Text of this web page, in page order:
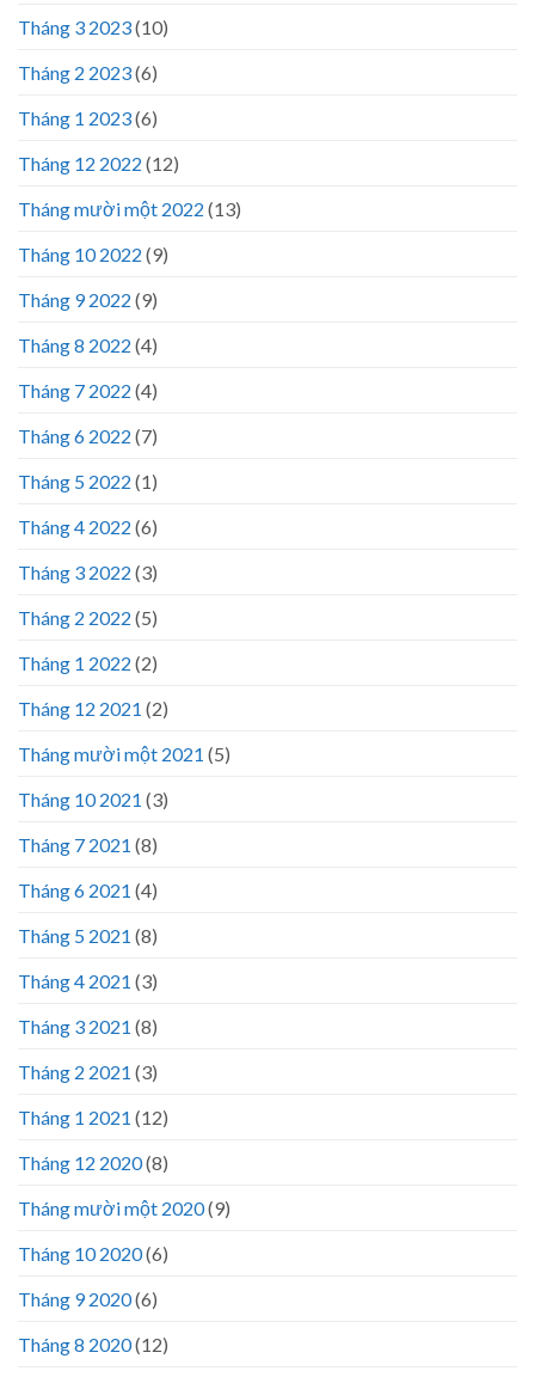
Tháng 3 2023(10)
Tháng 2 2023(6)
Tháng 1 2023(6)
Tháng 12 2022 (12)
Tháng mười một 2022 (13)
Tháng 10 2022 (9)
Tháng 9 2022 (9)
Tháng 8 2022 (4)
Tháng 7 2022 (4)
Tháng 6 2022 (7)
Tháng 5 2022 (1)
Tháng 4 2022 (6)
Tháng 3 2022 (3)
Tháng 2 2022 (5)
Tháng 1 2022 (2)
Tháng 12 2021 (2)
Tháng mười một 2021 (5)
Tháng 10 2021 (3)
Tháng 7 2021 (8)
Tháng 6 2021 (4)
Tháng 5 2021 (8)
Tháng 4 2021 (3)
Tháng 3 2021 (8)
Tháng 2 2021 (3)
Tháng 1 2021 (12)
Tháng 12 2020(8)
Tháng mười một 2020(9)
Tháng 10 2020(6)
Tháng 9 2020(6)
Tháng 8 2020(12)